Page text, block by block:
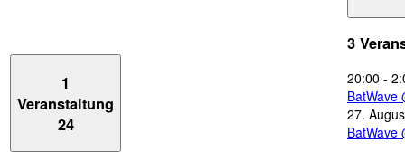
1
Veranstaltung
24
3
20:00 -
BatWave
27.
BatWave